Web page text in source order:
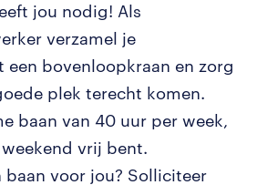
jou nodig! Als
verzamel je
een bovenloopkraan en zorg
plek terecht komen.
baan van 40 uur per week,
vrij bent.
baan voor jou? Solliciteer